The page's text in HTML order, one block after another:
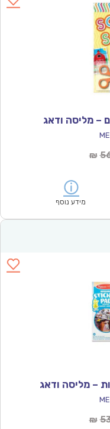
– מליסה ודאג
₪
מידע נוסף
– מליסה ודאג
₪